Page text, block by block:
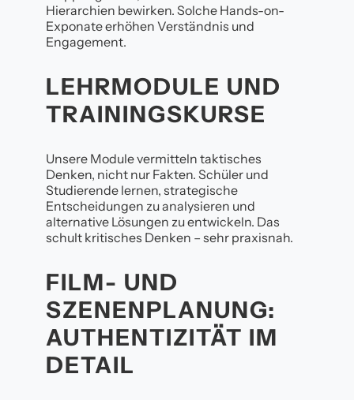
Hierarchien bewirken. Solche Hands-on-
Exponate erhöhen Verständnis und
Engagement.
LEHRMODULE UND
TRAININGSKURSE
Unsere Module vermitteln taktisches
Denken, nicht nur Fakten. Schüler und
Studierende lernen, strategische
Entscheidungen zu analysieren und
alternative Lösungen zu entwickeln. Das
schult kritisches Denken – sehr praxisnah.
FILM- UND
SZENENPLANUNG:
AUTHENTIZITÄT IM
DETAIL